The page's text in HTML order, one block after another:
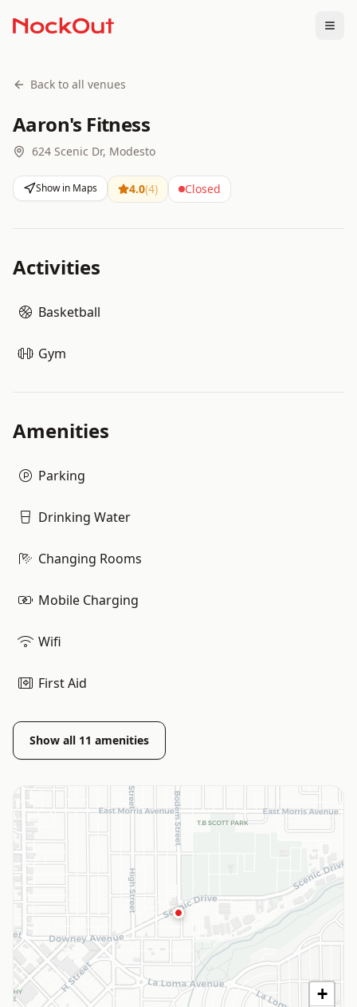
Back to all venues
Aaron's Fitness
624 Scenic Dr, Modesto
Show in Maps 4.0(4) Closed
Activities
Basketball
Gym
Amenities
Parking
Drinking Water
Changing Rooms
Mobile Charging
Wifi
First Aid
Show all 11 amenities
+